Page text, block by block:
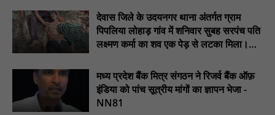
गहनता एवं सूक्ष्मता से निरीक्षण कर सम्बन्धित को आवश्यक दिशा-निर्देश दिया
गया : NN81
इंदिरा मिनी स्टेडियम में मुख्य समारोह स्थल का निरीक्षण कर अधिकारियों को
दिए समय-सीमा में तैयारी पूर्ण करने के निर्देश : NN81
₹10 न्यूनतम किराया, ₹2 प्रति किमी दर: सिवनी में बस यात्रियों पर बढ़ेगा
आर्थिक दबाव, राजपत्र में नई किराया दरें: NN81
चिरूनी गांव को मिली सड़क की सौगात, डेढ़ किमी रोड मंजूर होते ही ग्रामीणों में
देवास जिले के उदयनगर थाना अंतर्गत ग्राम
पिपलिया लोहाड़ गांव में शनिवार सुबह सरपंच पति
लक्ष्मण कर्मा का शव एक पेड़ से लटका मिला।
मध्य प्रदेश बैंक मित्र संगठन ने रिजर्व बैंक ऑफ़
इंडिया को पांच सूत्रीय मांगों का ज्ञापन भेजा -
NN81